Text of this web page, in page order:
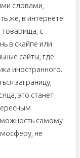
словами,
же, в интернете
товарища, с
в скайпе или
сайты, где
иностранного.
заграницу,
это станет
самому
не